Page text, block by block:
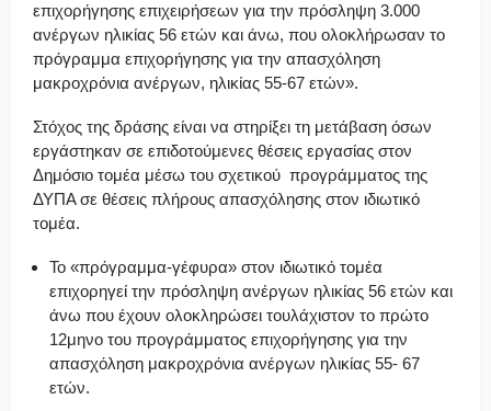
επιχορήγησης επιχειρήσεων για την πρόσληψη 3.000
ανέργων ηλικίας 56 ετών και άνω, που ολοκλήρωσαν το
πρόγραμμα επιχορήγησης για την απασχόληση
μακροχρόνια ανέργων, ηλικίας 55-67 ετών».
Στόχος της δράσης είναι να στηρίξει τη μετάβαση όσων
εργάστηκαν σε επιδοτούμενες θέσεις εργασίας στον
Δημόσιο τομέα μέσω του σχετικού προγράμματος της
ΔΥΠΑ σε θέσεις πλήρους απασχόλησης στον ιδιωτικό
τομέα.
Το «πρόγραμμα-γέφυρα» στον ιδιωτικό τομέα
επιχορηγεί την πρόσληψη ανέργων ηλικίας 56 ετών και
άνω που έχουν ολοκληρώσει τουλάχιστον το πρώτο
12μηνο του προγράμματος επιχορήγησης για την
απασχόληση μακροχρόνια ανέργων ηλικίας 55- 67
ετών.